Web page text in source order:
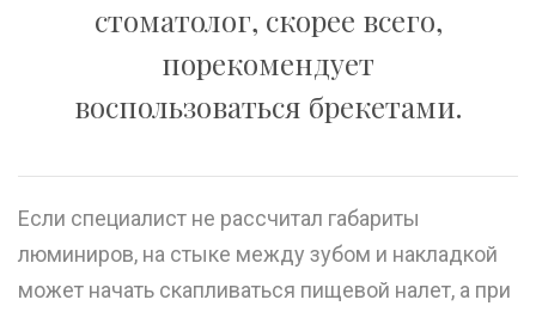
стоматолог, скорее всего,
порекомендует
воспользоваться брекетами.
Если специалист не рассчитал габариты
люминиров, на стыке между зубом и накладкой
может начать скапливаться пищевой налет, а при